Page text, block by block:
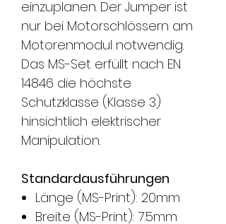
einzuplanen. Der Jumper ist
nur bei Motorschlössern am
Motorenmodul notwendig.
Das MS-Set erfüllt nach EN
14846 die höchste
Schutzklasse (Klasse 3)
hinsichtlich elektrischer
Manipulation.
Standardausführungen
Länge (MS-Print): 20mm
Breite (MS-Print): 7.5mm